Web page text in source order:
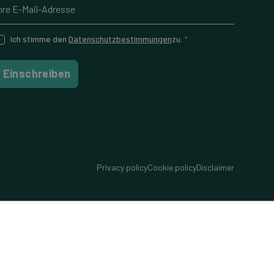
Ich stimme den Datenschutzbestimmungenzu. *
Einschreiben
Privacy policyCookie policyDisclaimer